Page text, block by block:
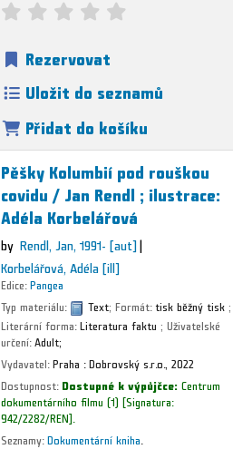
Rezervovat
Uložit do seznamů
Přidat do košíku
Pěšky Kolumbií pod rouškou
covidu /Jan Rendl ; ilustrace:
Adéla Korbelářová
by Rendl, Jan, 1991-[aut]
Korbelářová, Adéla[ill]
Edice:Pangea
Typ materiálu:
Text; Formát:tisk běžný tisk;
Literární forma:Literatura faktu ; Uživatelské
určení:Adult;
Vydavatel:Praha :Dobrovský s.r.o., 2022
Dostupnost:Dostupné k výpůjčce:Centrum
dokumentárního filmu (1) Signatura:
942/2282/REN
Seznamy:Dokumentární kniha